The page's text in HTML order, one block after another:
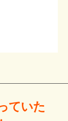
ていた